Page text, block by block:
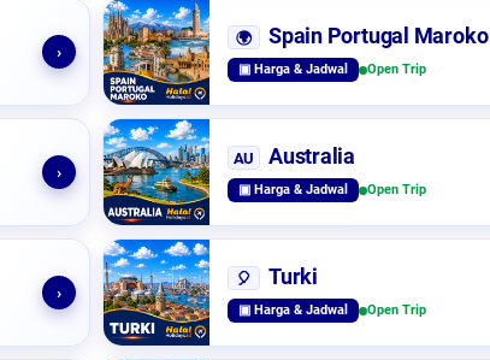
›
🌍 Spain Portugal Maroko
▣ Harga & Jadwal Open Trip
›
AU Australia
▣ Harga & Jadwal Open Trip
›
🎈 Turki
▣ Harga & Jadwal Open Trip